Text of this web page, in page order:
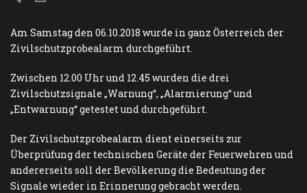
Am Samstag den 06.10.2018 wurde in ganz Österreich der
Zivilschutzprobealarm durchgeführt.
Zwischen 12.00 Uhr und 12.45 wurden die drei
Zivilschutzsignale „Warnung“, „Alarmierung“ und
„Entwarnung“ getestet und durchgeführt.
Der Zivilschutzprobealarm dient einerseits zur
Überprüfung der technischen Geräte der Feuerwehren und
andererseits soll der Bevölkerung die Bedeutung der
Signale wieder in Erinnerung gebracht werden.